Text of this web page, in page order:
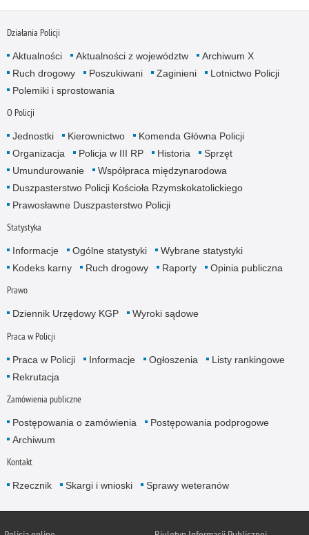
Działania Policji
Aktualności Aktualności z województw
Archiwum X
Ruch drogowy
Poszukiwani Zaginieni
Lotnictwo Policji
Polemiki i sprostowania
O Policji
Jednostki Kierownictwo
Komenda Główna Policji
Organizacja
Policja w III RP Historia
Sprzęt
Umundurowanie
Współpraca międzynarodowa
Duszpasterstwo Policji Kościoła Rzymskokatolickiego
Prawosławne Duszpasterstwo Policji
Statystyka
Informacje Ogólne statystyki
Wybrane statystyki
Kodeks karny
Ruch drogowy Raporty Opinia publiczna
Prawo
Dziennik Urzędowy KGP Wyroki sądowe
Praca w Policji
Praca w Policji Informacje Ogłoszenia
Listy rankingowe
Rekrutacja
Zamówienia publiczne
Postępowania o zamówienia
Postępowania podprogowe
Archiwum
Kontakt
Rzecznik Skargi i wnioski Sprawy weteranów